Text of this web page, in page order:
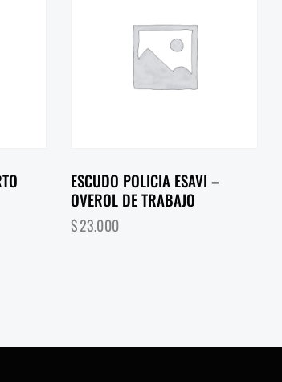
ESCUDO POLICIA ESAVI –
OVEROL DE TRABAJO
$23,000